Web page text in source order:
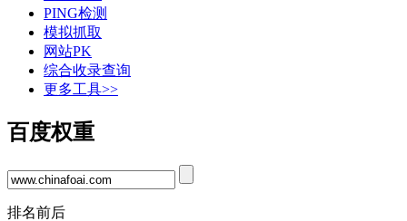
PING检测
模拟抓取
网站PK
综合收录查询
更多工具>>
百度权重
排名前后